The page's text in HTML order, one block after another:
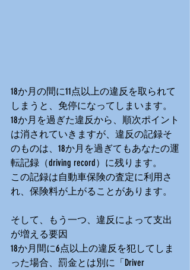
18か月の間に11点以上の違反を取られて
しまうと、免停になってしまいます。
18か月を過ぎた違反から、順次ポイント
は消されていきますが、違反の記録そ
のものは、18か月を過ぎてもあなたの運
転記録（driving record）に残ります。
この記録は自動車保険の査定に利用さ
れ、保険料が上がることがあります。
そして、もう一つ、違反によって支出
が増える要因
18か月間に6点以上の違反を犯してしま
った場合、罰金とは別に「Driver